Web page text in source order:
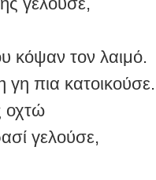
κόψαν τον λαιμό.
πια κατοικούσε.
οχτώ
γελούσε,